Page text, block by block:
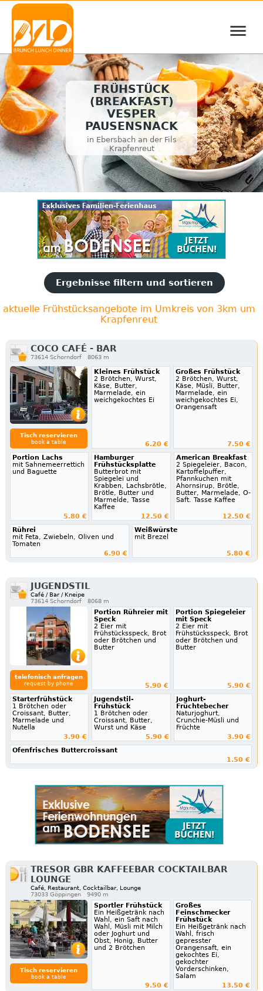
≡
FRÜHSTÜCK
(BREAKFAST)
VESPER
PAUSENSNACK
in Ebersbach an der Fils
Krapfenreut
Ergebnisse filtern und sortieren
aktuelle Frühstücksangebote im Umkreis von 3km um
Krapfenreut
COCO CAFÉ - BAR
73614 Schorndorf 8063 m
Tisch reservieren
book a table
Kleines Frühstück
2 Brötchen, Wurst,
Käse, Butter,
Marmelade, ein
weichgekochtes Ei
6.20 €
Großes Frühstück
2 Brötchen, Wurst,
Käse, Müsli, Butter,
Marmelade, ein
weichgekochtes Ei,
Orangensaft
7.50 €
Portion Lachs
mit Sahnemeerrettich
und Baguette
5.80 €
Hamburger
Frühstücksplatte
Butterbrot mit
Spiegelei und
Krabben, Lachsbrötle,
Brötle, Butter und
Marmelde, Tasse
Kaffee
12.50 €
American Breakfast
2 Spiegeleier, Bacon,
Kartoffelpuffer,
Pfannkuchen mit
Ahornsirup, Brötle,
Butter, Marmelade, O-
Saft. Tasse Kaffee
12.50 €
Rührei
mit Feta, Zwiebeln, Oliven und
Tomaten
6.90 €
Weißwürste
mit Brezel
5.80 €
JUGENDSTIL
Café / Bar / Kneipe
73614 Schorndorf
8068 m
telefonisch anfragen
request by phone
Portion Rühreier mit
Speck
2 Eier mit
Frühstücksspeck, Brot
oder Brötchen und
Butter
5.90 €
Portion Spiegeleier
mit Speck
2 Eier mit
Frühstücksspeck, Brot
oder Brötchen und
Butter
5.90 €
Starterfrühstück
1 Brötchen oder
Croissant, Butter,
Marmelade und
Nutella
3.90 €
Jugendstil-
Frühstück
1 Brötchen oder
Croissant, Butter,
Wurst und Käse
5.90 €
Joghurt-
Früchtebecher
Naturjoghurt,
Crunchie-Müsli und
Früchte
3.90 €
Ofenfrisches Buttercroissant
1.50 €
TRESOR GBR KAFFEEBAR COCKTAILBAR
LOUNGE
Café, Restaurant, Cocktailbar, Lounge
73033 Göppingen
9490 m
Tisch reservieren
book a table
Sportler Frühstück
Ein Heißgetränk nach
Wahl, ein Saft nach
Wahl, Müsli mit Milch
oder Joghurt und
Obst, Honig, Butter
und 2 Brötchen
9.50 €
Großes
Feinschmecker
Frühstück
Ein Heißgetränk nach
Wahl, frisch
gepresster
Orangensaft, ein
gekochtes Ei,
gekochter
Vorderschinken,
Salam
13.50 €